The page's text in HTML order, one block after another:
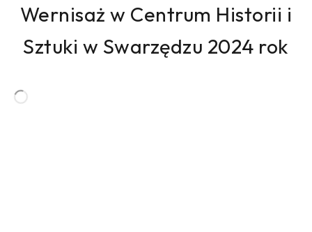
Wernisaż w Centrum Historii i
Sztuki w Swarzędzu 2024 rok